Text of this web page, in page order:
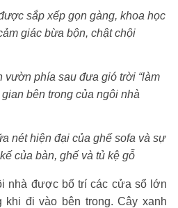
sắp xếp gọn gàng, khoa học
giác bừa bộn, chật chội
vườn phía sau đưa gió trời “làm
bên trong của ngôi nhà
nét hiện đại của ghế sofa và sự
của bàn, ghế và tủ kệ gỗ
nhà được bố trí các cửa sổ lớn
khi đi vào bên trong. Cây xanh